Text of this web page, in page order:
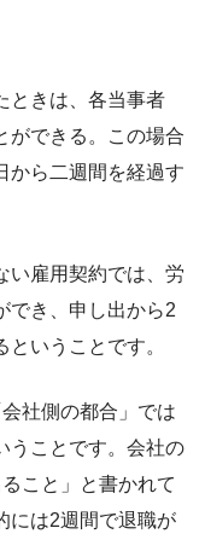
ときは、各当事者
ができる。この場合
から二週間を経過す
い雇用契約では、労
でき、申し出から2
いうことです。
社側の都合」では
うことです。会社の
こと」と書かれて
には2週間で退職が